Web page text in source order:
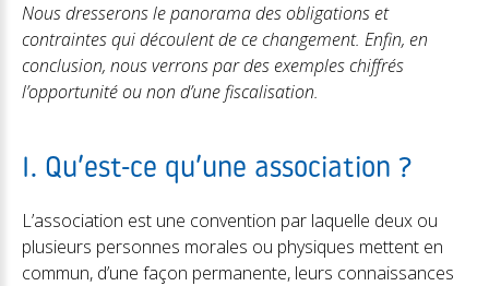
Nous dresserons le panorama des obligations et
contraintes qui découlent de ce changement. Enfin, en
conclusion, nous verrons par des exemples chiffrés
l’opportunité ou non d’une fiscalisation.
I. Qu’est-ce qu’une association ?
L’association est une convention par laquelle deux ou
plusieurs personnes morales ou physiques mettent en
commun, d’une façon permanente, leurs connaissances